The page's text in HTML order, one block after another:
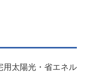
用太陽光・省エネル